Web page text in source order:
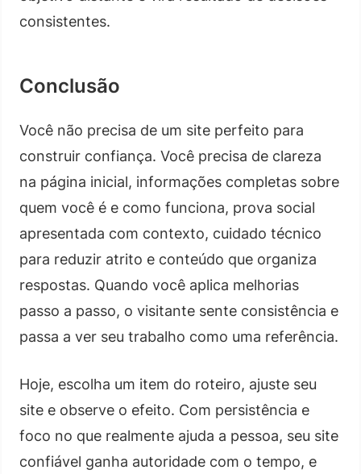
consistentes.
Conclusão
Você não precisa de um site perfeito para
construir confiança. Você precisa de clareza
na página inicial, informações completas sobre
quem você é e como funciona, prova social
apresentada com contexto, cuidado técnico
para reduzir atrito e conteúdo que organiza
respostas. Quando você aplica melhorias
passo a passo, o visitante sente consistência e
passa a ver seu trabalho como uma referência.
Hoje, escolha um item do roteiro, ajuste seu
site e observe o efeito. Com persistência e
foco no que realmente ajuda a pessoa, seu site
confiável ganha autoridade com o tempo, e